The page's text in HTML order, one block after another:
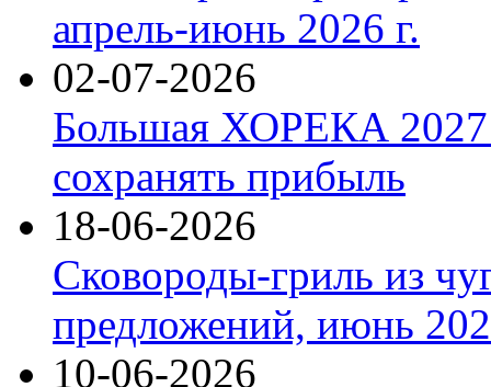
апрель-июнь 2026 г.
02-07-2026
Большая ХОРЕКА 2027:
сохранять прибыль
18-06-2026
Сковороды-гриль из
предложений, июнь
10-06-2026